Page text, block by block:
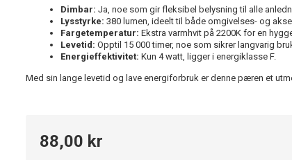
Dimbar: Ja, noe som gir fleksibel belysning til alle
Lysstyrke: 380 lumen, ideelt til både omgivelses- og
Fargetemperatur: Ekstra varmhvit på 2200K for en
Levetid: Opptil 15 000 timer, noe som sikrer langvarig
Energieffektivitet: Kun 4 watt, ligger i energiklasse F.
Med sin lange levetid og lave energiforbruk er denne pæren et
88,00 kr